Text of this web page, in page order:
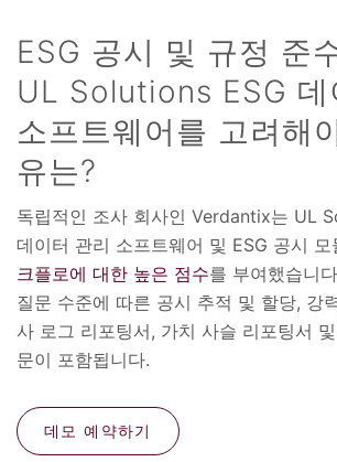
ESG 공시 및 규정 준
UL Solutions ESG 데
소프트웨어를 고려해
유는?
독립적인 조사 회사인 Verdantix는 UL
데이터 관리 소프트웨어 및 ESG 공시 모
크플로에 대한 높은 점수를 부여했습니
질문 수준에 따른 공시 추적 및 할당, 강
사 로그 리포팅서, 가치 사슬 리포팅서
문이 포함됩니다.
데모 예약하기